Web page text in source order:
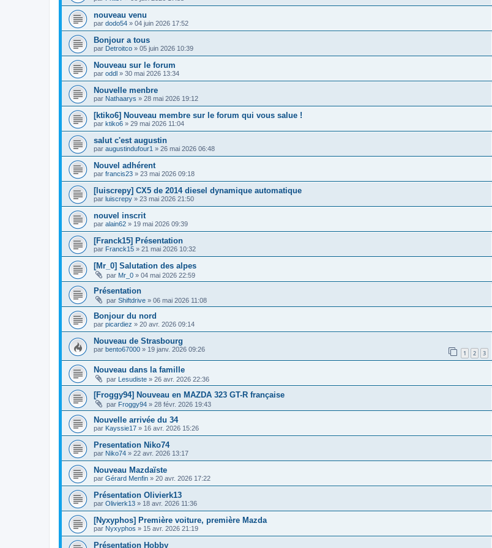
nouveau venu
par dodo54 » 04 juin 2026 17:52
Bonjour a tous
par Detroitco » 05 juin 2026 10:39
Nouveau sur le forum
par oddl » 30 mai 2026 13:34
Nouvelle menbre
par Nathaarys » 28 mai 2026 19:12
[ktiko6] Nouveau membre sur le forum qui vous salue !
par ktiko6 » 29 mai 2026 11:04
salut c'est augustin
par augustindufour1 » 26 mai 2026 06:48
Nouvel adhérent
par francis23 » 23 mai 2026 09:18
[luiscrepy] CX5 de 2014 diesel dynamique automatique
par luiscrepy » 23 mai 2026 21:50
nouvel inscrit
par alain62 » 19 mai 2026 09:39
[Franck15] Présentation
par Franck15 » 21 mai 2026 10:32
[Mr_0] Salutation des alpes
par Mr_0 » 04 mai 2026 22:59
Présentation
par Shiftdrive » 06 mai 2026 11:08
Bonjour du nord
par picardiez » 20 avr. 2026 09:14
Nouveau de Strasbourg
par bento67000 » 19 janv. 2026 09:26 1 2 3
Nouveau dans la famille
par Lesudiste » 26 avr. 2026 22:36
[Froggy94] Nouveau en MAZDA 323 GT-R française
par Froggy94 » 28 févr. 2026 19:43
Nouvelle arrivée du 34
par Kayssie17 » 16 avr. 2026 15:26
Presentation Niko74
par Niko74 » 22 avr. 2026 13:17
Nouveau Mazdaïste
par Gérard Menfin » 20 avr. 2026 17:22
Présentation Olivierk13
par Olivierk13 » 18 avr. 2026 11:36
[Nyxyphos] Première voiture, première Mazda
par Nyxyphos » 15 avr. 2026 21:19
Présentation Hobby